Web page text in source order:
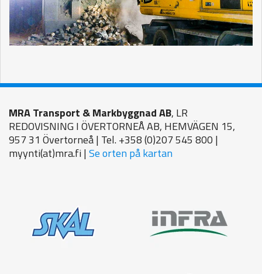
MRA Transport & Markbyggnad AB, LR
REDOVISNING I ÖVERTORNEÅ AB, HEMVÄGEN 15,
957 31 Övertorneå | Tel. +358 (0)207 545 800 |
myynti(at)mra.fi |Se orten på kartan